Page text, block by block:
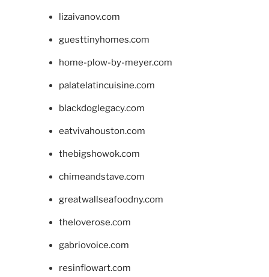
lizaivanov.com
guesttinyhomes.com
home-plow-by-meyer.com
palatelatincuisine.com
blackdoglegacy.com
eatvivahouston.com
thebigshowok.com
chimeandstave.com
greatwallseafoodny.com
theloverose.com
gabriovoice.com
resinflowart.com